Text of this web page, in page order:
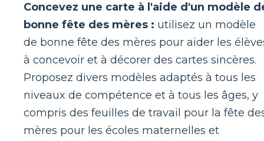
Concevez une carte à l'aide d'un modèle
bonne fête des mères : utilisez un modèle
de bonne fête des mères pour aider les
à concevoir et à décorer des cartes sincères.
Proposez divers modèles adaptés à tous les
niveaux de compétence et à tous les âges, y
compris des feuilles de travail pour la fête
mères pour les écoles maternelles et